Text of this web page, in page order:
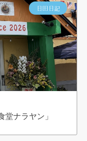
日田日記
ナラヤン」